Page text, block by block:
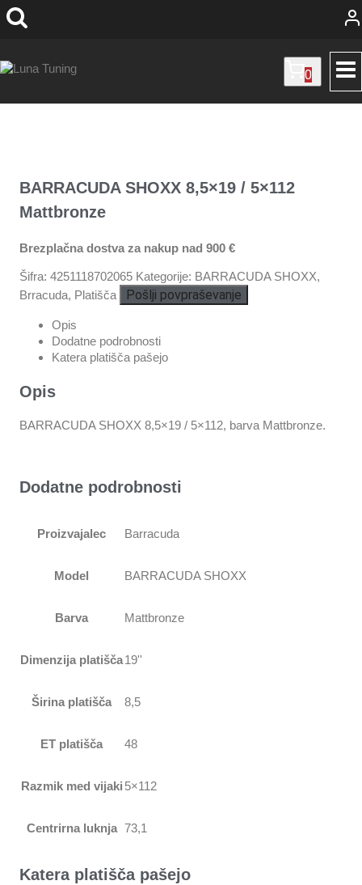
Skip
to
0
BARRACUDA SHOXX 8,5×19 / 5×112
Mattbronze
Brezplačna dostva za nakup nad 900 €
Šifra: 4251118702065 Kategorije: BARRACUDA SHOXX,
Brracuda, Platišča Pošlji povpraševanje
Opis
Dodatne podrobnosti
Katera platišča pašejo
Opis
BARRACUDA SHOXX 8,5×19 / 5×112, barva Mattbronze.
Dodatne podrobnosti
Proizvajalec Barracuda
Model BARRACUDA SHOXX
Barva Mattbronze
Dimenzija platišča19''
Širina platišča 8,5
ET platišča 48
Razmik med vijaki 5×112
Centrirna luknja 73,1
Katera platišča pašejo